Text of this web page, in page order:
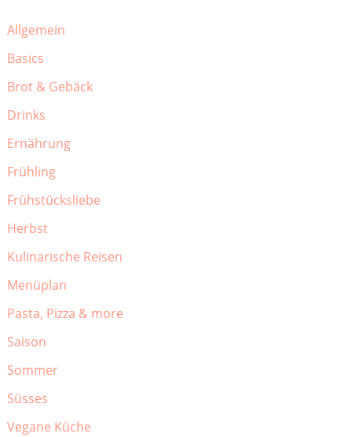
Allgemein
Basics
Brot & Gebäck
Drinks
Ernährung
Frühling
Frühstücksliebe
Herbst
Kulinarische Reisen
Menüplan
Pasta, Pizza & more
Saison
Sommer
Süsses
Vegane Küche